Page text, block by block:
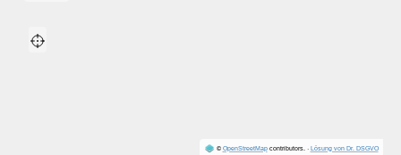
© OpenStreetMapcontributors. · Lösung von Dr. DSGVO